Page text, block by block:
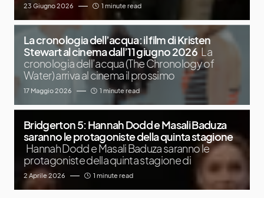
23 Giugno 2026 1 minute read
La cronologia dell’acqua: il film di Kristen
Stewart al cinema dall’11 giugno 2026 La
cronologia dell’acqua (The Chronology of
Water) arriva al cinema il prossimo
17 Maggio 2026 1 minute read
Bridgerton 5: Hannah Dodd e Masali Baduza
saranno le protagoniste della quinta stagione
Hannah Dodd e Masali Baduza saranno le
protagoniste della quinta stagione di
2 Aprile 2026 1 minute read